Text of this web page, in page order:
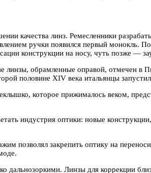
качества линз. Ремесленники
ручки появился первый монокль.
конструкции на носу, чуть позже —
линзы, обрамленные оправой, отмечен в
половине XIV века итальянцы
которое прижималось веком,
индустрия оптики: новые
позволял закрепить оптику на
дальнозоркими. Линзы для коррекции